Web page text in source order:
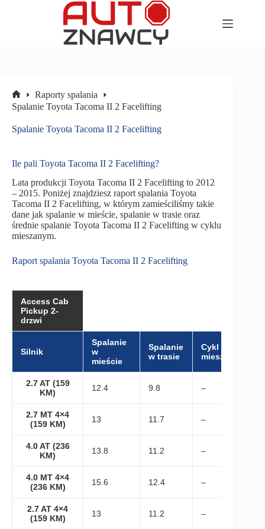
Strona
główna
Raporty spalania
Spalanie Toyota Tacoma II 2 Facelifting
Spalanie Toyota Tacoma II 2 Facelifting
Ile pali Toyota Tacoma II 2 Facelifting?
Lata produkcji Toyota Tacoma II 2 Facelifting to 2012
– 2015. Poniżej znajdziesz raport spalania Toyota
Tacoma II 2 Facelifting, w którym zamieściliśmy takie
dane jak spalanie w mieście, spalanie w trasie oraz
średnie spalanie Toyota Tacoma II 2 Facelifting w cyklu
mieszanym.
Raport spalania Toyota Tacoma II 2 Facelifting
Access Cab
Pickup 2-
drzwi
Silnik
Spalanie
w
mieście
Spalanie
w trasie
Cykl
mieszany
2.7 AT (159
KM)
12.4 9.8 –
2.7 MT 4×4
(159 KM)
13 11.7 –
4.0 AT (236
KM)
13.8 11.2 –
4.0 MT 4×4
(236 KM)
15.6 12.4 –
2.7 AT 4×4
(159 KM)
13 11.2 –